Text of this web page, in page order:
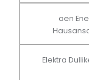
aen
Elektra